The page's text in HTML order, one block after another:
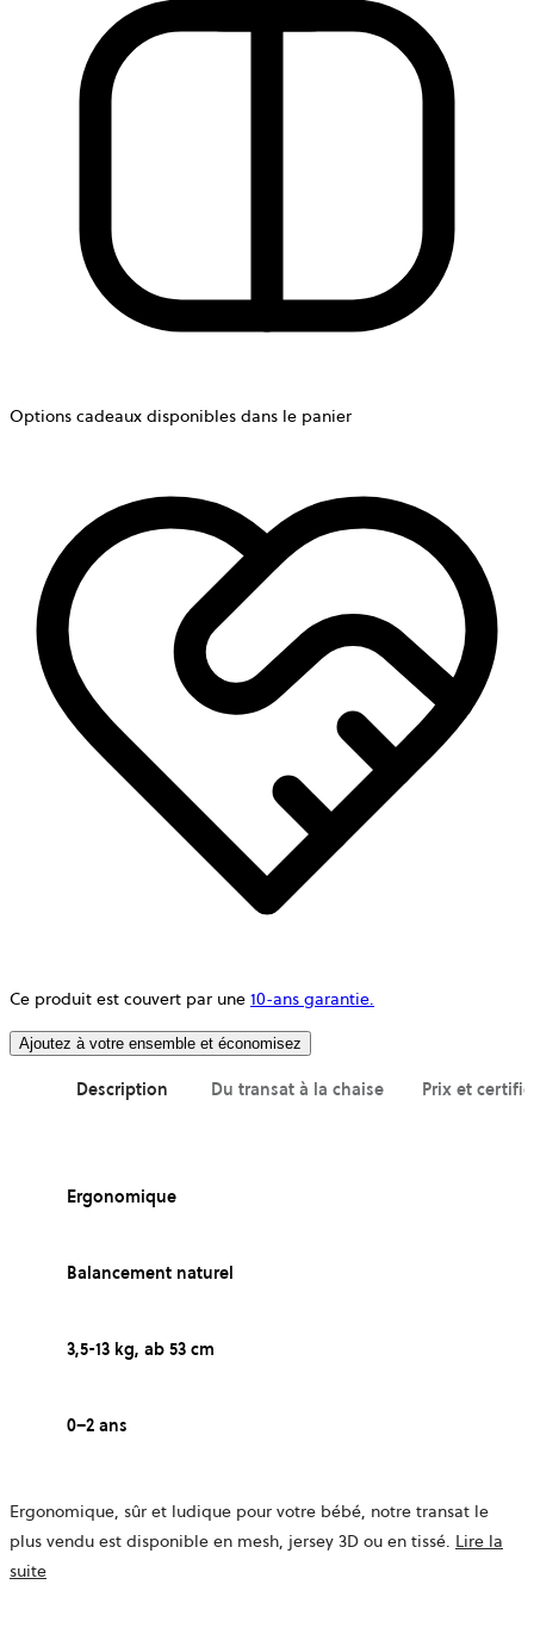
Options cadeaux disponibles dans le panier
Ce produit est couvert par une 10-ans garantie.
Ajoutez à votre ensemble et économisez
Description Du transat à la chaise Prix et
Ergonomique
Balancement naturel
3,5-13 kg, ab 53 cm
0–2 ans
Ergonomique, sûr et ludique pour votre bébé, notre transat le
plus vendu est disponible en mesh, jersey 3D ou en tissé. Lire la
suite